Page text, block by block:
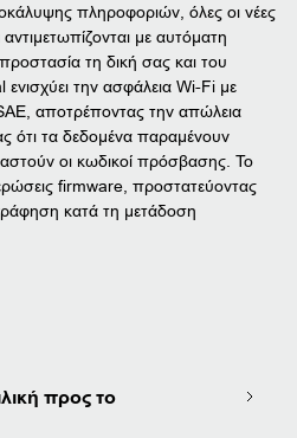
πληροφοριών, όλες οι νέες
με αυτόματη
τη δική σας και του
την ασφάλεια Wi-Fi με
αποτρέποντας την απώλεια
ότι τα δεδομένα παραμένουν
οι κωδικοί πρόσβασης. Το
firmware, προστατεύοντας
κατά τη μετάδοση
προς το